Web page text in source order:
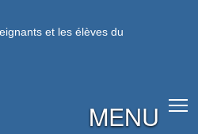
et les élèves du
MENU